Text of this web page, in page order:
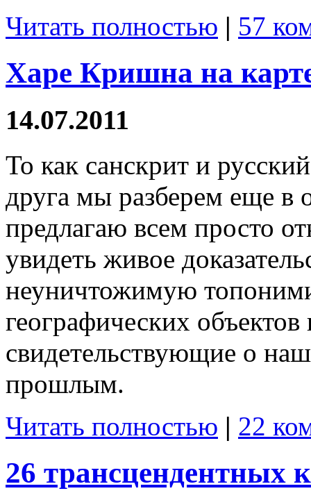
Читать полностью | 57
Харе Кришна на
14.07.2011
То как санскрит и
друга мы разберем еще в
предлагаю всем просто
увидеть живое
неуничтожимую
географических
свидетельствующие о
прошлым.
Читать полностью | 22
26 трансцендентных